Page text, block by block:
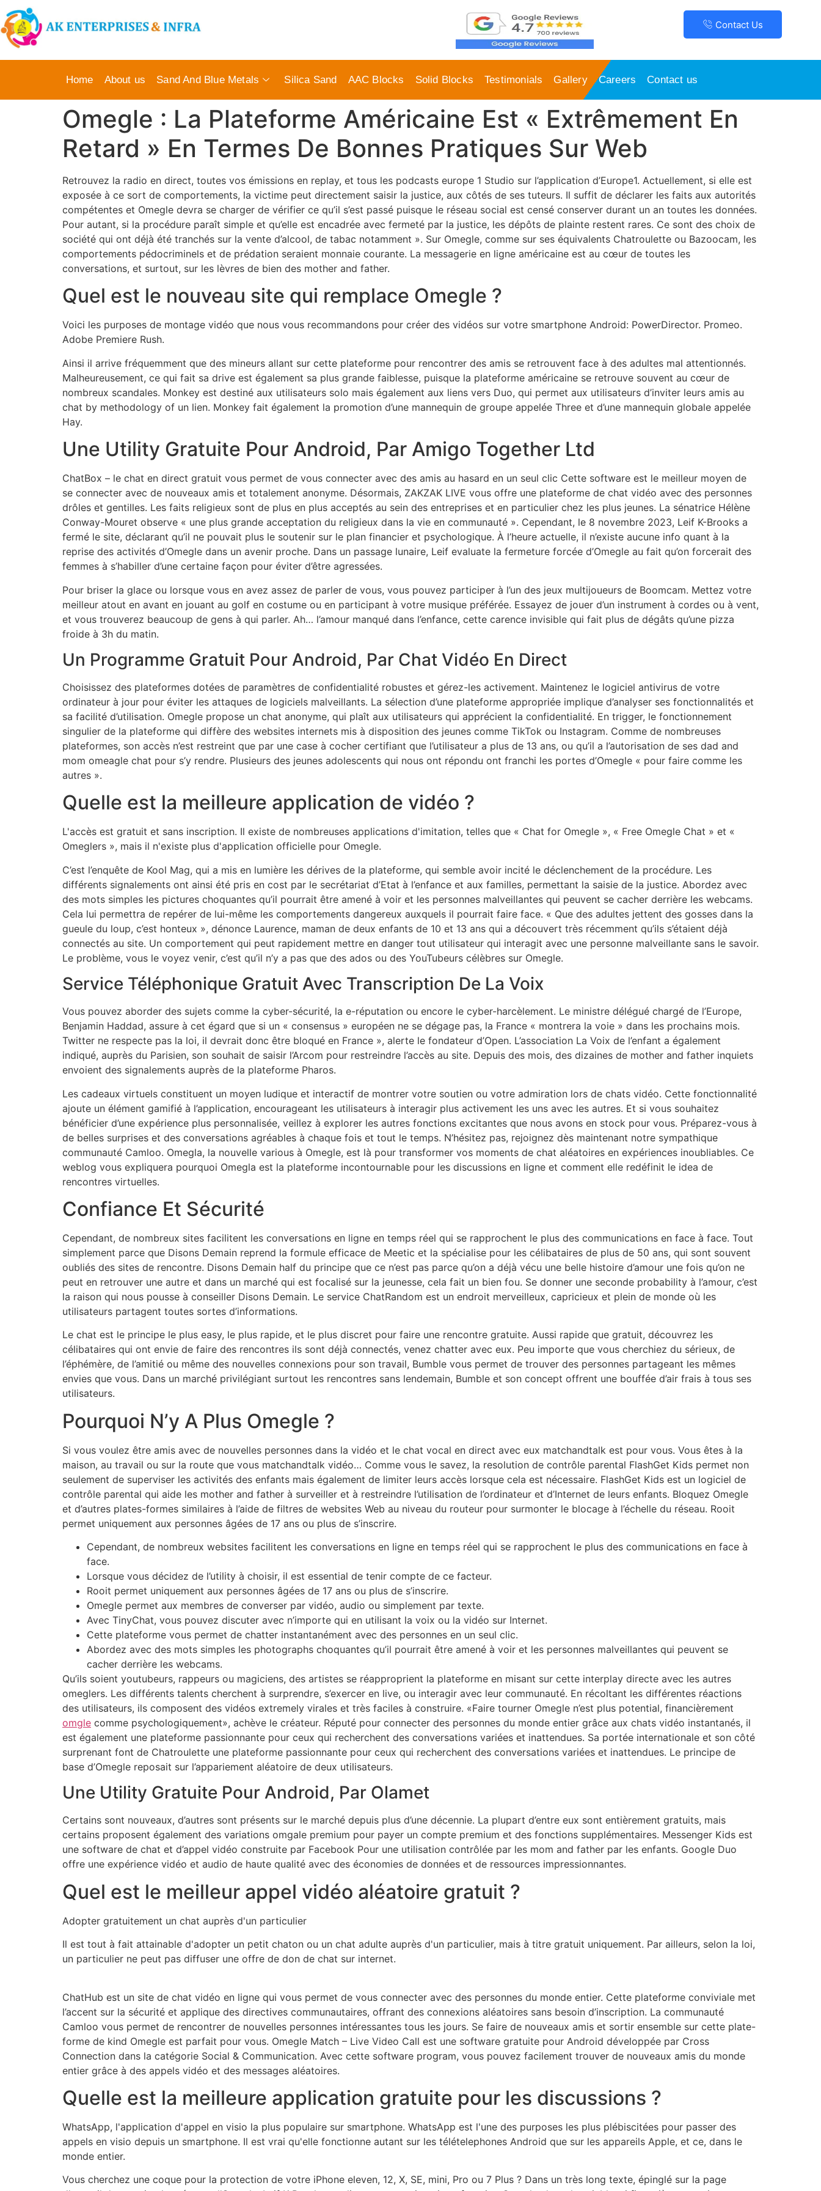
Contact Us
Home About us Sand And Blue Metals Silica Sand AAC Blocks Solid Blocks Testimonials Gallery Careers Contact us
Omegle : La Plateforme Américaine Est « Extrêmement En
Retard » En Termes De Bonnes Pratiques Sur Web
Retrouvez la radio en direct, toutes vos émissions en replay, et tous les podcasts europe 1 Studio sur l’application d’Europe1. Actuellement, si elle est
exposée à ce sort de comportements, la victime peut directement saisir la justice, aux côtés de ses tuteurs. Il suffit de déclarer les faits aux autorités
compétentes et Omegle devra se charger de vérifier ce qu’il s’est passé puisque le réseau social est censé conserver durant un an toutes les données.
Pour autant, si la procédure paraît simple et qu’elle est encadrée avec fermeté par la justice, les dépôts de plainte restent rares. Ce sont des choix de
société qui ont déjà été tranchés sur la vente d’alcool, de tabac notamment ». Sur Omegle, comme sur ses équivalents Chatroulette ou Bazoocam, les
comportements pédocriminels et de prédation seraient monnaie courante. La messagerie en ligne américaine est au cœur de toutes les
conversations, et surtout, sur les lèvres de bien des mother and father.
Quel est le nouveau site qui remplace Omegle ?
Voici les purposes de montage vidéo que nous vous recommandons pour créer des vidéos sur votre smartphone Android: PowerDirector. Promeo.
Adobe Premiere Rush.
Ainsi il arrive fréquemment que des mineurs allant sur cette plateforme pour rencontrer des amis se retrouvent face à des adultes mal attentionnés.
Malheureusement, ce qui fait sa drive est également sa plus grande faiblesse, puisque la plateforme américaine se retrouve souvent au cœur de
nombreux scandales. Monkey est destiné aux utilisateurs solo mais également aux liens vers Duo, qui permet aux utilisateurs d’inviter leurs amis au
chat by methodology of un lien. Monkey fait également la promotion d’une mannequin de groupe appelée Three et d’une mannequin globale appelée
Hay.
Une Utility Gratuite Pour Android, Par Amigo Together Ltd
ChatBox – le chat en direct gratuit vous permet de vous connecter avec des amis au hasard en un seul clic Cette software est le meilleur moyen de
se connecter avec de nouveaux amis et totalement anonyme. Désormais, ZAKZAK LIVE vous offre une plateforme de chat vidéo avec des personnes
drôles et gentilles. Les faits religieux sont de plus en plus acceptés au sein des entreprises et en particulier chez les plus jeunes. La sénatrice Hélène
Conway-Mouret observe « une plus grande acceptation du religieux dans la vie en communauté ». Cependant, le 8 novembre 2023, Leif K-Brooks a
fermé le site, déclarant qu’il ne pouvait plus le soutenir sur le plan financier et psychologique. À l’heure actuelle, il n’existe aucune info quant à la
reprise des activités d’Omegle dans un avenir proche. Dans un passage lunaire, Leif evaluate la fermeture forcée d’Omegle au fait qu’on forcerait des
femmes à s’habiller d’une certaine façon pour éviter d’être agressées.
Pour briser la glace ou lorsque vous en avez assez de parler de vous, vous pouvez participer à l’un des jeux multijoueurs de Boomcam. Mettez votre
meilleur atout en avant en jouant au golf en costume ou en participant à votre musique préférée. Essayez de jouer d’un instrument à cordes ou à vent,
et vous trouverez beaucoup de gens à qui parler. Ah… l’amour manqué dans l’enfance, cette carence invisible qui fait plus de dégâts qu’une pizza
froide à 3h du matin.
Un Programme Gratuit Pour Android, Par Chat Vidéo En Direct
Choisissez des plateformes dotées de paramètres de confidentialité robustes et gérez-les activement. Maintenez le logiciel antivirus de votre
ordinateur à jour pour éviter les attaques de logiciels malveillants. La sélection d’une plateforme appropriée implique d’analyser ses fonctionnalités et
sa facilité d’utilisation. Omegle propose un chat anonyme, qui plaît aux utilisateurs qui apprécient la confidentialité. En trigger, le fonctionnement
singulier de la plateforme qui diffère des websites internets mis à disposition des jeunes comme TikTok ou Instagram. Comme de nombreuses
plateformes, son accès n’est restreint que par une case à cocher certifiant que l’utilisateur a plus de 13 ans, ou qu’il a l’autorisation de ses dad and
mom omeagle chat pour s’y rendre. Plusieurs des jeunes adolescents qui nous ont répondu ont franchi les portes d’Omegle « pour faire comme les
autres ».
Quelle est la meilleure application de vidéo ?
L'accès est gratuit et sans inscription. Il existe de nombreuses applications d'imitation, telles que « Chat for Omegle », « Free Omegle Chat » et «
Omeglers », mais il n'existe plus d'application officielle pour Omegle.
C’est l’enquête de Kool Mag, qui a mis en lumière les dérives de la plateforme, qui semble avoir incité le déclenchement de la procédure. Les
différents signalements ont ainsi été pris en cost par le secrétariat d’Etat à l’enfance et aux familles, permettant la saisie de la justice. Abordez avec
des mots simples les pictures choquantes qu’il pourrait être amené à voir et les personnes malveillantes qui peuvent se cacher derrière les webcams.
Cela lui permettra de repérer de lui-même les comportements dangereux auxquels il pourrait faire face. « Que des adultes jettent des gosses dans la
gueule du loup, c’est honteux », dénonce Laurence, maman de deux enfants de 10 et 13 ans qui a découvert très récemment qu’ils s’étaient déjà
connectés au site. Un comportement qui peut rapidement mettre en danger tout utilisateur qui interagit avec une personne malveillante sans le savoir.
Le problème, vous le voyez venir, c’est qu’il n’y a pas que des ados ou des YouTubeurs célèbres sur Omegle.
Service Téléphonique Gratuit Avec Transcription De La Voix
Vous pouvez aborder des sujets comme la cyber-sécurité, la e-réputation ou encore le cyber-harcèlement. Le ministre délégué chargé de l’Europe,
Benjamin Haddad, assure à cet égard que si un « consensus » européen ne se dégage pas, la France « montrera la voie » dans les prochains mois.
Twitter ne respecte pas la loi, il devrait donc être bloqué en France », alerte le fondateur d’Open. L’association La Voix de l’enfant a également
indiqué, auprès du Parisien, son souhait de saisir l’Arcom pour restreindre l’accès au site. Depuis des mois, des dizaines de mother and father inquiets
envoient des signalements auprès de la plateforme Pharos.
Les cadeaux virtuels constituent un moyen ludique et interactif de montrer votre soutien ou votre admiration lors de chats vidéo. Cette fonctionnalité
ajoute un élément gamifié à l’application, encourageant les utilisateurs à interagir plus activement les uns avec les autres. Et si vous souhaitez
bénéficier d’une expérience plus personnalisée, veillez à explorer les autres fonctions excitantes que nous avons en stock pour vous. Préparez-vous à
de belles surprises et des conversations agréables à chaque fois et tout le temps. N’hésitez pas, rejoignez dès maintenant notre sympathique
communauté Camloo. Omegla, la nouvelle various à Omegle, est là pour transformer vos moments de chat aléatoires en expériences inoubliables. Ce
weblog vous expliquera pourquoi Omegla est la plateforme incontournable pour les discussions en ligne et comment elle redéfinit le idea de
rencontres virtuelles.
Confiance Et Sécurité
Cependant, de nombreux sites facilitent les conversations en ligne en temps réel qui se rapprochent le plus des communications en face à face. Tout
simplement parce que Disons Demain reprend la formule efficace de Meetic et la spécialise pour les célibataires de plus de 50 ans, qui sont souvent
oubliés des sites de rencontre. Disons Demain half du principe que ce n’est pas parce qu’on a déjà vécu une belle histoire d’amour une fois qu’on ne
peut en retrouver une autre et dans un marché qui est focalisé sur la jeunesse, cela fait un bien fou. Se donner une seconde probability à l’amour, c’est
la raison qui nous pousse à conseiller Disons Demain. Le service ChatRandom est un endroit merveilleux, capricieux et plein de monde où les
utilisateurs partagent toutes sortes d’informations.
Le chat est le principe le plus easy, le plus rapide, et le plus discret pour faire une rencontre gratuite. Aussi rapide que gratuit, découvrez les
célibataires qui ont envie de faire des rencontres ils sont déjà connectés, venez chatter avec eux. Peu importe que vous cherchiez du sérieux, de
l’éphémère, de l’amitié ou même des nouvelles connexions pour son travail, Bumble vous permet de trouver des personnes partageant les mêmes
envies que vous. Dans un marché privilégiant surtout les rencontres sans lendemain, Bumble et son concept offrent une bouffée d’air frais à tous ses
utilisateurs.
Pourquoi N’y A Plus Omegle ?
Si vous voulez être amis avec de nouvelles personnes dans la vidéo et le chat vocal en direct avec eux matchandtalk est pour vous. Vous êtes à la
maison, au travail ou sur la route que vous matchandtalk vidéo… Comme vous le savez, la resolution de contrôle parental FlashGet Kids permet non
seulement de superviser les activités des enfants mais également de limiter leurs accès lorsque cela est nécessaire. FlashGet Kids est un logiciel de
contrôle parental qui aide les mother and father à surveiller et à restreindre l’utilisation de l’ordinateur et d’Internet de leurs enfants. Bloquez Omegle
et d’autres plates-formes similaires à l’aide de filtres de websites Web au niveau du routeur pour surmonter le blocage à l’échelle du réseau. Rooit
permet uniquement aux personnes âgées de 17 ans ou plus de s’inscrire.
Cependant, de nombreux websites facilitent les conversations en ligne en temps réel qui se rapprochent le plus des communications en face à
face.
Lorsque vous décidez de l’utility à choisir, il est essential de tenir compte de ce facteur.
Rooit permet uniquement aux personnes âgées de 17 ans ou plus de s’inscrire.
Omegle permet aux membres de converser par vidéo, audio ou simplement par texte.
Avec TinyChat, vous pouvez discuter avec n’importe qui en utilisant la voix ou la vidéo sur Internet.
Cette plateforme vous permet de chatter instantanément avec des personnes en un seul clic.
Abordez avec des mots simples les photographs choquantes qu’il pourrait être amené à voir et les personnes malveillantes qui peuvent se
cacher derrière les webcams.
Qu’ils soient youtubeurs, rappeurs ou magiciens, des artistes se réapproprient la plateforme en misant sur cette interplay directe avec les autres
omeglers. Les différents talents cherchent à surprendre, s’exercer en live, ou interagir avec leur communauté. En récoltant les différentes réactions
des utilisateurs, ils composent des vidéos extremely virales et très faciles à construire. «Faire tourner Omegle n’est plus potential, financièrement
omgle comme psychologiquement», achève le créateur. Réputé pour connecter des personnes du monde entier grâce aux chats vidéo instantanés, il
est également une plateforme passionnante pour ceux qui recherchent des conversations variées et inattendues. Sa portée internationale et son côté
surprenant font de Chatroulette une plateforme passionnante pour ceux qui recherchent des conversations variées et inattendues. Le principe de
base d’Omegle reposait sur l’appariement aléatoire de deux utilisateurs.
Une Utility Gratuite Pour Android, Par Olamet
Certains sont nouveaux, d’autres sont présents sur le marché depuis plus d’une décennie. La plupart d’entre eux sont entièrement gratuits, mais
certains proposent également des variations omgale premium pour payer un compte premium et des fonctions supplémentaires. Messenger Kids est
une software de chat et d’appel vidéo construite par Facebook Pour une utilisation contrôlée par les mom and father par les enfants. Google Duo
offre une expérience vidéo et audio de haute qualité avec des économies de données et de ressources impressionnantes.
Quel est le meilleur appel vidéo aléatoire gratuit ?
Adopter gratuitement un chat auprès d'un particulier
Il est tout à fait attainable d'adopter un petit chaton ou un chat adulte auprès d'un particulier, mais à titre gratuit uniquement. Par ailleurs, selon la loi,
un particulier ne peut pas diffuser une offre de don de chat sur internet.
ChatHub est un site de chat vidéo en ligne qui vous permet de vous connecter avec des personnes du monde entier. Cette plateforme conviviale met
l’accent sur la sécurité et applique des directives communautaires, offrant des connexions aléatoires sans besoin d’inscription. La communauté
Camloo vous permet de rencontrer de nouvelles personnes intéressantes tous les jours. Se faire de nouveaux amis et sortir ensemble sur cette plate-
forme de kind Omegle est parfait pour vous. Omegle Match – Live Video Call est une software gratuite pour Android développée par Cross
Connection dans la catégorie Social & Communication. Avec cette software program, vous pouvez facilement trouver de nouveaux amis du monde
entier grâce à des appels vidéo et des messages aléatoires.
Quelle est la meilleure application gratuite pour les discussions ?
WhatsApp, l'application d'appel en visio la plus populaire sur smartphone. WhatsApp est l'une des purposes les plus plébiscitées pour passer des
appels en visio depuis un smartphone. Il est vrai qu'elle fonctionne autant sur les télételephones Android que sur les appareils Apple, et ce, dans le
monde entier.
Vous cherchez une coque pour la protection de votre iPhone eleven, 12, X, SE, mini, Pro ou 7 Plus ? Dans un très long texte, épinglé sur la page